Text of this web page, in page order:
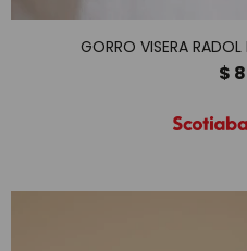
GORRO VISERA
$